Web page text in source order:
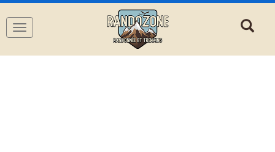
Navigation